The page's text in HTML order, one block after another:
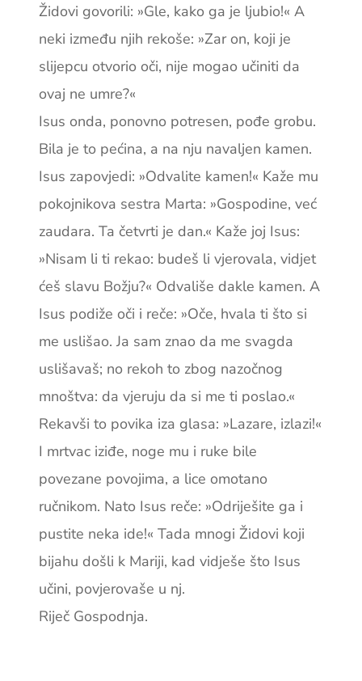
Židovi govorili: »Gle, kako ga je ljubio!« A
neki ­između njih rekoše: »Zar on, koji je
slijepcu ­otvorio oči, nije mogao učiniti da
ovaj ne umre?«
Isus onda, ponovno potresen, pođe grobu.
Bila je to pećina, a na nju navaljen kamen.
Isus zapovjedi: »Odvalite kamen!« Kaže mu
pokojnikova sestra Marta: »Gospodine, već
zaudara. Ta četvrti je dan.« Kaže joj Isus:
»Nisam li ti rekao: budeš li vjerovala, vidjet
ćeš slavu Božju?« Odvališe dakle kamen. A
Isus podiže oči i reče: »Oče, hvala ti što si
me uslišao. Ja sam znao da me svagda
uslišavaš; no rekoh to zbog nazočnog
mnoštva: da vjeruju da si me ti poslao.«
Rekavši to povika iza glasa: »Lazare, izlazi!«
I mrtvac iziđe, noge mu i ruke bile
povezane povojima, a lice omotano
ručnikom. Nato Isus reče: »Odriješite ga i
pustite neka ide!« Tada mnogi Židovi koji
bijahu došli k Mariji, kad vidješe što Isus
učini, povjerovaše u nj.
Riječ Gospodnja.